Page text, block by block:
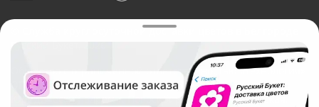
Служба круглосуточной доставки цветов в Белгороде
Русский Букет, 2026
Общество с ограниченной ответственностью «Технология»
ОГРН: 1195476081745, ИНН: 5410081997
Юридический адрес: г. Новосибирск, ул. Ипподромская,